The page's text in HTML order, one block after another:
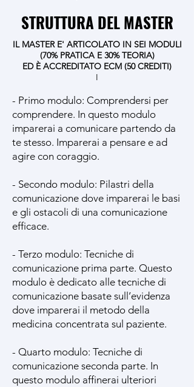
STRUTTURA DEL MASTER
IL MASTER E' ARTICOLATO IN SEI MODULI
(70% PRATICA E 30% TEORIA)
ED È ACCREDITATO ECM (50 CREDITI)
I​
- Primo modulo: Comprendersi per
comprendere. In questo modulo
imparerai a comunicare partendo da
te stesso. Imparerai a pensare e ad
agire con coraggio.
- Secondo modulo: Pilastri della
comunicazione dove imparerai le basi
e gli ostacoli di una comunicazione
efficace.
- Terzo modulo: Tecniche di
comunicazione prima parte. Questo
modulo è dedicato alle tecniche di
comunicazione basate sull’evidenza
dove imparerai il metodo della
medicina concentrata sul paziente.
- Quarto modulo: Tecniche di
comunicazione seconda parte. In
questo modulo affinerai ulteriori